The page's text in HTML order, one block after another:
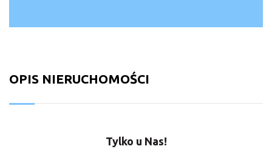
OPIS NIERUCHOMOŚCI
Tylko u Nas!